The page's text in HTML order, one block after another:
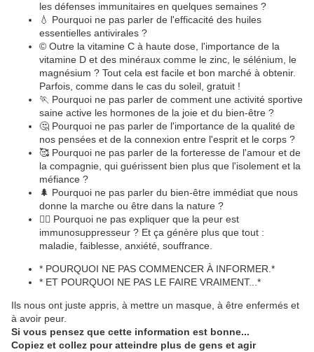
les défenses immunitaires en quelques semaines ?
💧 Pourquoi ne pas parler de l'efficacité des huiles
essentielles antivirales ?
©️ Outre la vitamine C à haute dose, l'importance de la
vitamine D et des minéraux comme le zinc, le sélénium, le
magnésium ? Tout cela est facile et bon marché à obtenir.
Parfois, comme dans le cas du soleil, gratuit !
🏃 Pourquoi ne pas parler de comment une activité sportive
saine active les hormones de la joie et du bien-être ?
🤔 Pourquoi ne pas parler de l'importance de la qualité de
nos pensées et de la connexion entre l'esprit et le corps ?
🥰 Pourquoi ne pas parler de la forteresse de l'amour et de
la compagnie, qui guérissent bien plus que l'isolement et la
méfiance ?
🌲 Pourquoi ne pas parler du bien-être immédiat que nous
donne la marche ou être dans la nature ?
👎🏻 Pourquoi ne pas expliquer que la peur est
immunosuppresseur ? Et ça génère plus que tout :
maladie, faiblesse, anxiété, souffrance.
* POURQUOI NE PAS COMMENCER À INFORMER.*
* ET POURQUOI NE PAS LE FAIRE VRAIMENT...*
Ils nous ont juste appris, à mettre un masque, à être enfermés et
à avoir peur.
Si vous pensez que cette information est bonne...
Copiez et collez pour atteindre plus de gens et agir